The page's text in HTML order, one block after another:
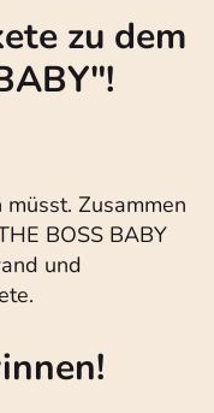
zu dem
Zusammen
BOSS BABY
und